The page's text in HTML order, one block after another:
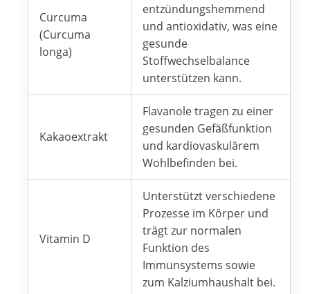
Curcuma
(Curcuma
longa)
entzündungshemmend
und antioxidativ, was eine
gesunde
Stoffwechselbalance
unterstützen kann.
Kakaoextrakt
Flavanole tragen zu einer
gesunden Gefäßfunktion
und kardiovaskulärem
Wohlbefinden bei.
Vitamin D
Unterstützt verschiedene
Prozesse im Körper und
trägt zur normalen
Funktion des
Immunsystems sowie
zum Kalziumhaushalt bei.